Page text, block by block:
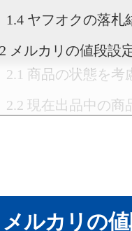
ヤフオクの落札
メルカリの値段設
商品の状態を考
現在出品中の商
メルカリの値段設
値引き交渉をふ
メルカリの